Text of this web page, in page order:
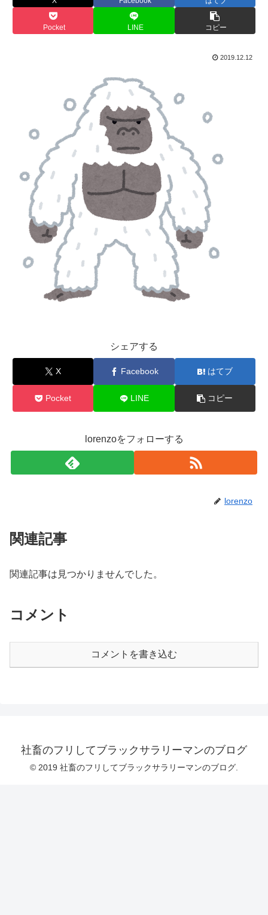
Pocket LINE コピー
2019.12.12
シェアする
X Facebook はてブ
Pocket LINE コピー
lorenzoをフォローする
lorenzo
関連記事
関連記事は見つかりませんでした。
コメント
コメントを書き込む
社畜のフリしてブラックサラリーマンのブログ
© 2019 社畜のフリしてブラックサラリーマンのブログ.